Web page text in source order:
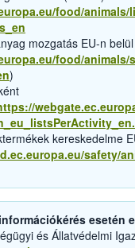
food/animals/
mozgatás EU-n
food/animals/
)
kereskedelme
safety/
esetén
és Állatvédelmi